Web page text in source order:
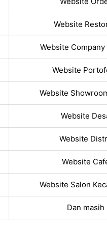
Website
Website
Website
Website
Website
Website
Website
Website Salon
Dan masih